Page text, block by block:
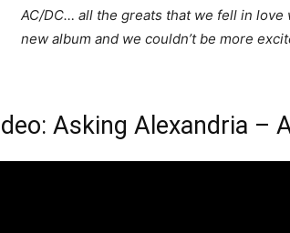
AC/DC… all the greats that we fell in
new album and we couldn’t be more
Asking Alexandria –